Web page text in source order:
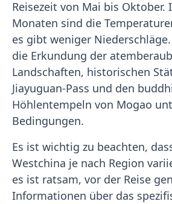
Reisezeit von Mai bis Oktober.
Monaten sind die
es gibt weniger
die Erkundung der
Landschaften, historischen
Jiayuguan-Pass und den
Höhlentempeln von Mogao
Bedingungen.
Es ist wichtig zu beachten,
Westchina je nach Region
es ist ratsam, vor der Reise
Informationen über das